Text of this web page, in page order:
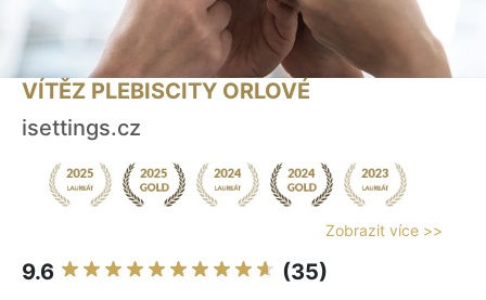
VÍTĚZ PLEBISCITY ORLOVÉ
isettings.cz
Zobrazit více >>
9.6 (35)